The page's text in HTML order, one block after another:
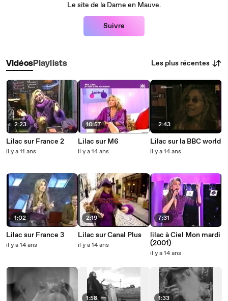
Le site de la Dame en Mauve.
Suivre
VidéosPlaylists Les plus récentes
2:23
Lilac sur France 2
il y a 11 ans
1:02
Lilac sur France 3
il y a 14 ans
10:57
Lilac sur M6
il y a 14 ans
2:19
Lilac sur Canal Plus
il y a 14 ans
1:58
2:43
Lilac sur la BBC world
il y a 14 ans
7:31
lilac à Ciel Mon mardi
(2001)
il y a 14 ans
1:33